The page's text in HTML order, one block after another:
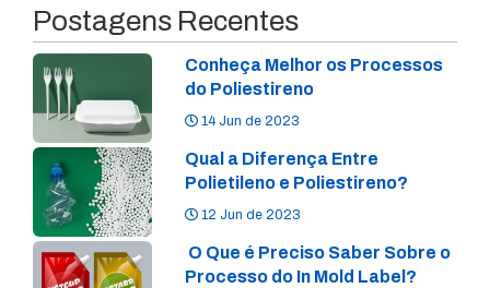
Postagens Recentes
Conheça Melhor os Processos
do Poliestireno
14 Jun de 2023
Qual a Diferença Entre
Polietileno e Poliestireno?
12 Jun de 2023
O Que é Preciso Saber Sobre o
Processo do In Mold Label?